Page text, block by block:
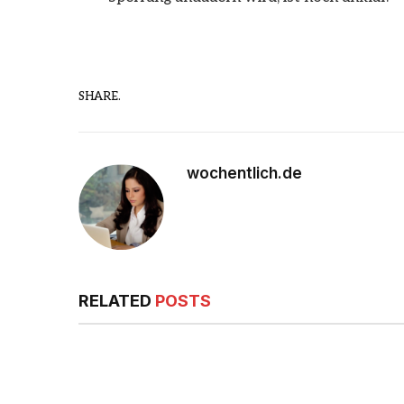
SHARE.
wochentlich.de
RELATED POSTS